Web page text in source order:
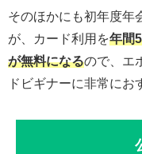
そのほかにも初年度年
が、カード利用を年間
が無料になるので、エ
ドビギナーに非常にお